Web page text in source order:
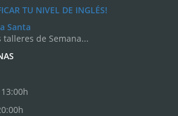
TU NIVEL DE INGLÉS!
Santa
de Semana...